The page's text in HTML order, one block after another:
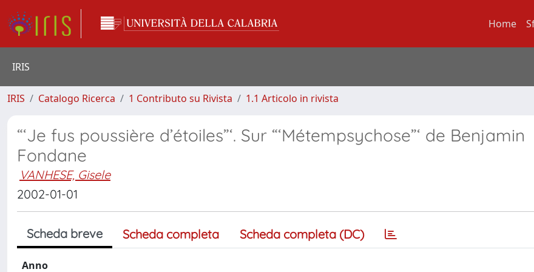
Home
IRIS
IRIS Catalogo Ricerca 1 Contributo su Rivista 1.1 Articolo in rivista
“‘Je fus poussière d’étoiles”‘. Sur “‘Métempsychose”‘ de Benjamin
Fondane
VANHESE, Gisele
2002-01-01
Scheda breve Scheda completa Scheda completa (DC)
Anno